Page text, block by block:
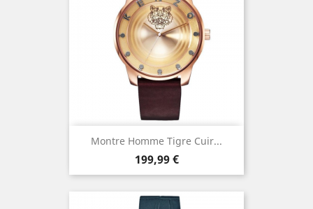
Montre Homme Tigre Cuir...
Prix
199,99 €